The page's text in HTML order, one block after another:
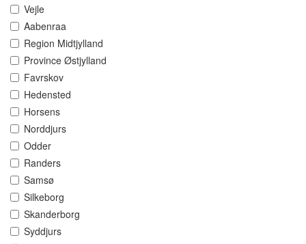
Vejle
Aabenraa
Region Midtjylland
Province Østjylland
Favrskov
Hedensted
Horsens
Norddjurs
Odder
Randers
Samsø
Silkeborg
Skanderborg
Syddjurs